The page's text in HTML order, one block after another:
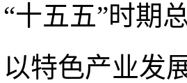
十五五”时期
特色产业发